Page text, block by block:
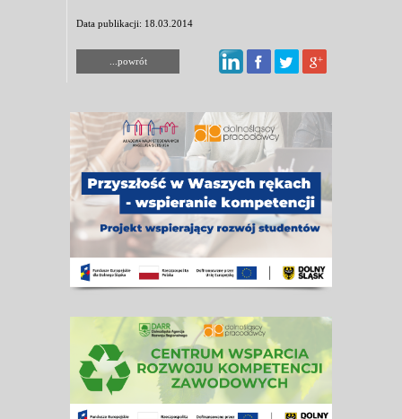
Data publikacji: 18.03.2014
...powrót